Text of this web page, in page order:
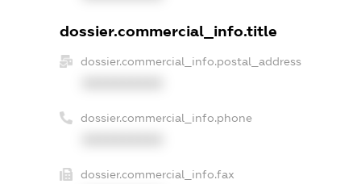
dossier.commercial_info.title
dossier.commercial_info.postal_address
dossier.commercial_info.phone
dossier.commercial_info.fax